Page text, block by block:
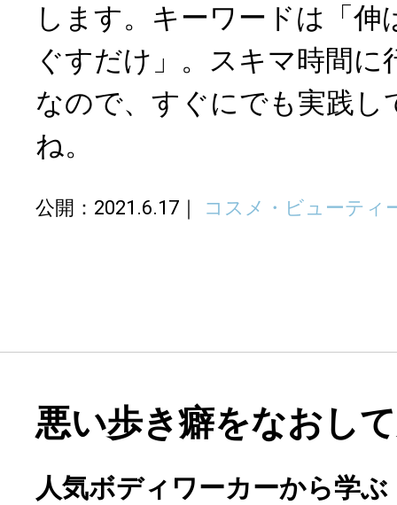
します。キーワードは「伸
ぐすだけ」。スキマ時間
なので、すぐにでも実践し
ね。
公開：2021.6.17 コスメ・ビューティ
悪い歩き癖をなおし
人気ボディワーカーから学